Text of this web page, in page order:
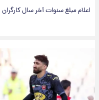
اعلام مبلغ سنوات آخر سال کارگران